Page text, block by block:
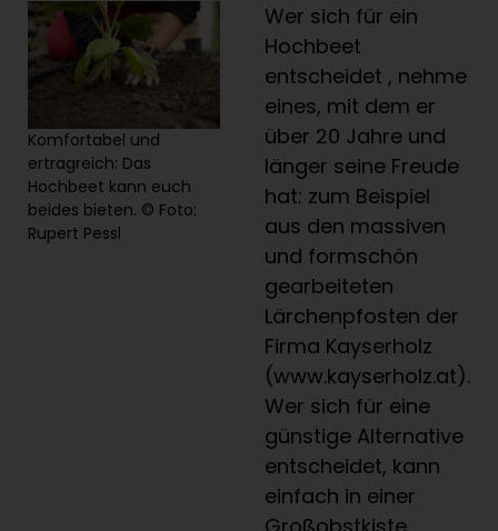
Wer sich für ein
Hochbeet
entscheidet , nehme
eines, mit dem er
über 20 Jahre und
länger seine Freude
hat: zum Beispiel
aus den massiven
und formschön
gearbeiteten
Lärchenpfosten der
Firma Kayserholz
(www.kayserholz.at).
Wer sich für eine
günstige Alternative
entscheidet, kann
einfach in einer
Komfortabel und
ertragreich: Das
Hochbeet kann euch
beides bieten. © Foto:
Rupert Pessl